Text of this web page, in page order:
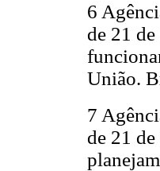
6
de 21
União.
7
de 21